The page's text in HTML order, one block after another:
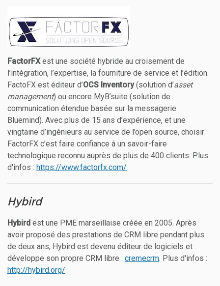
FactorFXest une société hybride au croisement de
l’intégration, l’expertise, la fourniture de service et l’édition.
FactoFX est éditeur d’OCS Inventory(solution d’asset
management) ou encore MyB’suite (solution de
communication étendue basée sur la messagerie
Bluemind). Avec plus de 15 ans d’expérience, et une
vingtaine d’ingénieurs au service de l’open source, choisir
FactorFX c’est faire confiance à un savoir-faire
technologique reconnu auprès de plus de 400 clients. Plus
d'infos : https://www.factorfx.com/
Hybird
Hybird est une PME marseillaise créée en 2005. Après
avoir proposé des prestations de CRM libre pendant plus
de deux ans, Hybird est devenu éditeur de logiciels et
développe son propre CRM libre : cremecrm. Plus d'infos :
http://hybird.org/